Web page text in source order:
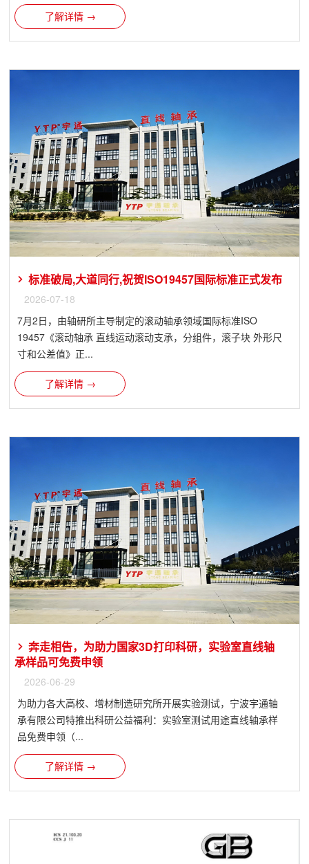
了解详情 →
标准破局,大道同行,祝贺ISO19457国际标准正式发布
2026-07-18
7月2日，由轴研所主导制定的滚动轴承领域国际标准ISO
19457《滚动轴承 直线运动滚动支承，分组件，滚子块 外形尺
寸和公差值》正...
了解详情 →
奔走相告，为助力国家3D打印科研，实验室直线轴
承样品可免费申领
2026-06-29
为助力各大高校、增材制造研究所开展实验测试，宁波宇通轴
承有限公司特推出科研公益福利：实验室测试用途直线轴承样
品免费申领（...
了解详情 →